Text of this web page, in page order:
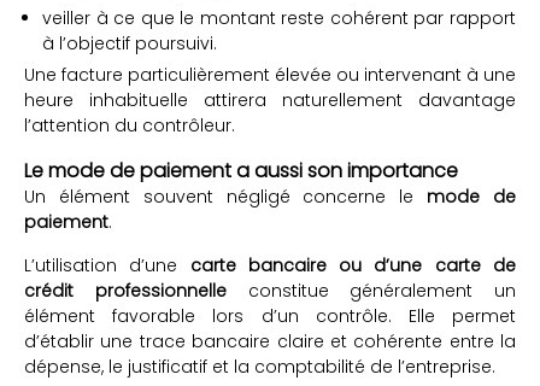
veiller à ce que le montant reste cohérent par rapport
à l’objectif poursuivi.
Une facture particulièrement élevée ou intervenant à une
heure inhabituelle attirera naturellement davantage
l’attention du contrôleur.
Le mode de paiement a aussi son importance
Un élément souvent négligé concerne le mode de
paiement.
L’utilisation d’une carte bancaire ou d’une carte de
crédit professionnelleconstitue généralement un
élément favorable lors d’un contrôle. Elle permet
d’établir une trace bancaire claire et cohérente entre la
dépense, le justificatif et la comptabilité de l’entreprise.